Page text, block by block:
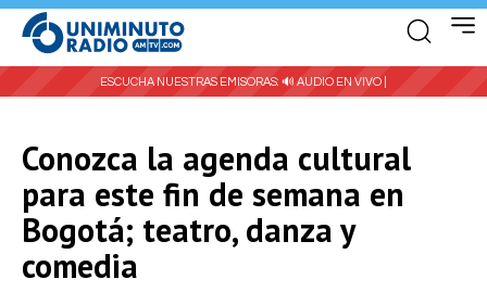
ESCUCHA NUESTRAS EMISORAS: 🔊 AUDIO EN VIVO |
Conozca la agenda cultural
para este fin de semana en
Bogotá; teatro, danza y
comedia